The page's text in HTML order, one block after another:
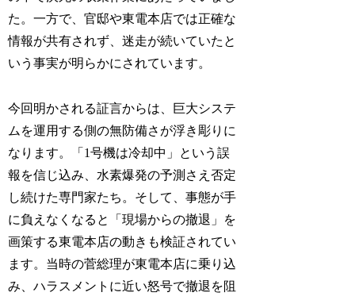
た。一方で、官邸や東電本店では正確な
情報が共有されず、迷走が続いていたと
いう事実が明らかにされています。
今回明かされる証言からは、巨大システ
ムを運用する側の無防備さが浮き彫りに
なります。「1号機は冷却中」という誤
報を信じ込み、水素爆発の予測さえ否定
し続けた専門家たち。そして、事態が手
に負えなくなると「現場からの撤退」を
画策する東電本店の動きも検証されてい
ます。当時の菅総理が東電本店に乗り込
み、ハラスメントに近い怒号で撤退を阻